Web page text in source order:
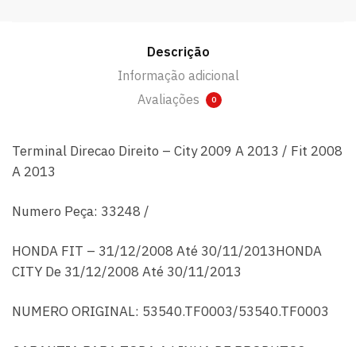
Descrição
Informação adicional
Avaliações
0
Terminal Direcao Direito – City 2009 A 2013 / Fit 2008
A 2013
Numero Peça: 33248 /
HONDA FIT – 31/12/2008 Até 30/11/2013HONDA
CITY De 31/12/2008 Até 30/11/2013
NUMERO ORIGINAL: 53540.TF0003/53540.TF0003